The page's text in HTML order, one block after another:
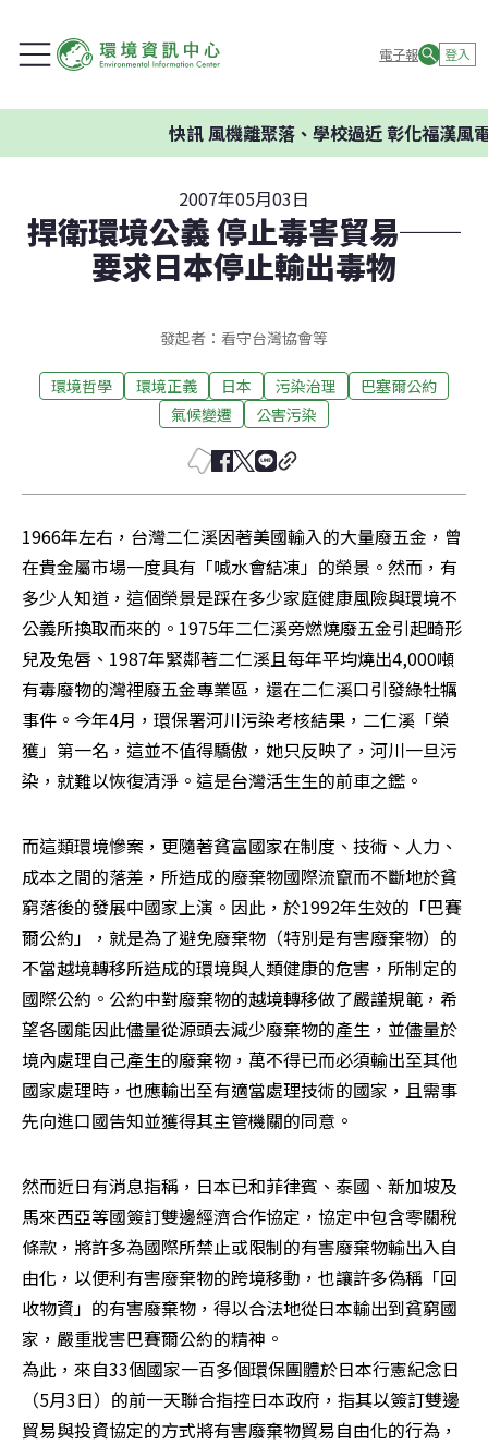
電子報 登入
快訊風機離聚落、學校過近 彰化福漢風電
2007年05月03日
捍衛環境公義 停止毒害貿易──
要求日本停止輸出毒物
發起者：看守台灣協會等
環境哲學 環境正義 日本 污染治理
巴塞爾公約
氣候變遷
公害污染
1966年左右，台灣二仁溪因著美國輸入的大量廢五金，曾
在貴金屬市場一度具有「喊水會結凍」的榮景。然而，有
多少人知道，這個榮景是踩在多少家庭健康風險與環境不
公義所換取而來的。1975年二仁溪旁燃燒廢五金引起畸形
兒及兔唇、1987年緊鄰著二仁溪且每年平均燒出4,000噸
有毒廢物的灣裡廢五金專業區，還在二仁溪口引發綠牡犡
事件。今年4月，環保署河川污染考核結果，二仁溪「榮
獲」第一名，這並不值得驕傲，她只反映了，河川一旦污
染，就難以恢復清淨。這是台灣活生生的前車之鑑。
而這類環境慘案，更隨著貧富國家在制度、技術、人力、
成本之間的落差，所造成的廢棄物國際流竄而不斷地於貧
窮落後的發展中國家上演。因此，於1992年生效的「巴賽
爾公約」，就是為了避免廢棄物（特別是有害廢棄物）的
不當越境轉移所造成的環境與人類健康的危害，所制定的
國際公約。公約中對廢棄物的越境轉移做了嚴謹規範，希
望各國能因此儘量從源頭去減少廢棄物的產生，並儘量於
境內處理自己產生的廢棄物，萬不得已而必須輸出至其他
國家處理時，也應輸出至有適當處理技術的國家，且需事
先向進口國告知並獲得其主管機關的同意。
然而近日有消息指稱，日本已和菲律賓、泰國、新加坡及
馬來西亞等國簽訂雙邊經濟合作協定，協定中包含零關稅
條款，將許多為國際所禁止或限制的有害廢棄物輸出入自
由化，以便利有害廢棄物的跨境移動，也讓許多偽稱「回
收物資」的有害廢棄物，得以合法地從日本輸出到貧窮國
家，嚴重戕害巴賽爾公約的精神。
為此，來自33個國家一百多個環保團體於日本行憲紀念日
（5月3日）的前一天聯合指控日本政府，指其以簽訂雙邊
貿易與投資協定的方式將有害廢棄物貿易自由化的行為，